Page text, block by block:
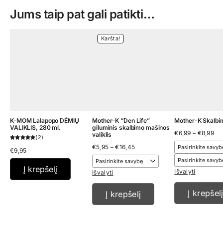
Jums taip pat gali patikti…
K-MOM Lalapopo DĖMIŲ
VALIKLIS, 280 ml.
2
€9,95
Į krepšelį
Karšta!
Mother-K “Den Life”
giluminis skalbimo mašinos
valiklis
€5,95 – €16,45Price
range:
€5,95
through
Išvalyti
Į krepšelį
Mother-K
€6,99 – €8,99
Išvalyti
Į krepšelį